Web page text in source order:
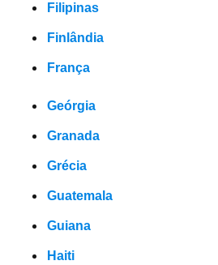
Filipinas
Finlândia
França
Geórgia
Granada
Grécia
Guatemala
Guiana
Haiti